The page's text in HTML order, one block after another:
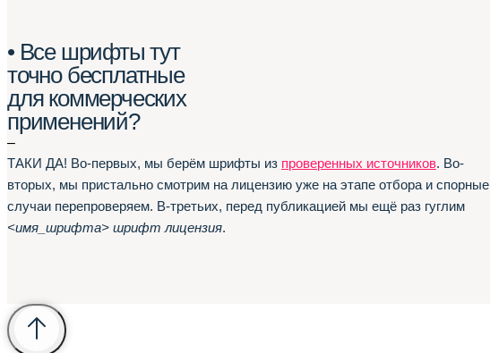
• Все шрифты тут
точно бесплатные
для коммерческих
применений?
–
ТАКИ ДА! Во-первых, мы берём шрифты из проверенных источников. Во-
вторых, мы пристально смотрим на лицензию уже на этапе отбора и спорные
случаи перепроверяем. В-третьих, перед публикацией мы ещё раз гуглим
<имя_шрифта> шрифт лицензия.